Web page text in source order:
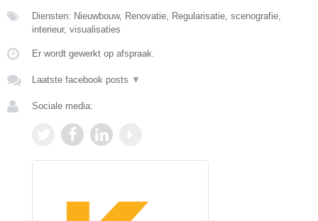
Diensten: Nieuwbouw, Renovatie, Regularisatie, scenografie,
interieur, visualisaties
Er wordt gewerkt op afspraak.
Laatste facebook posts ▼
Sociale media: